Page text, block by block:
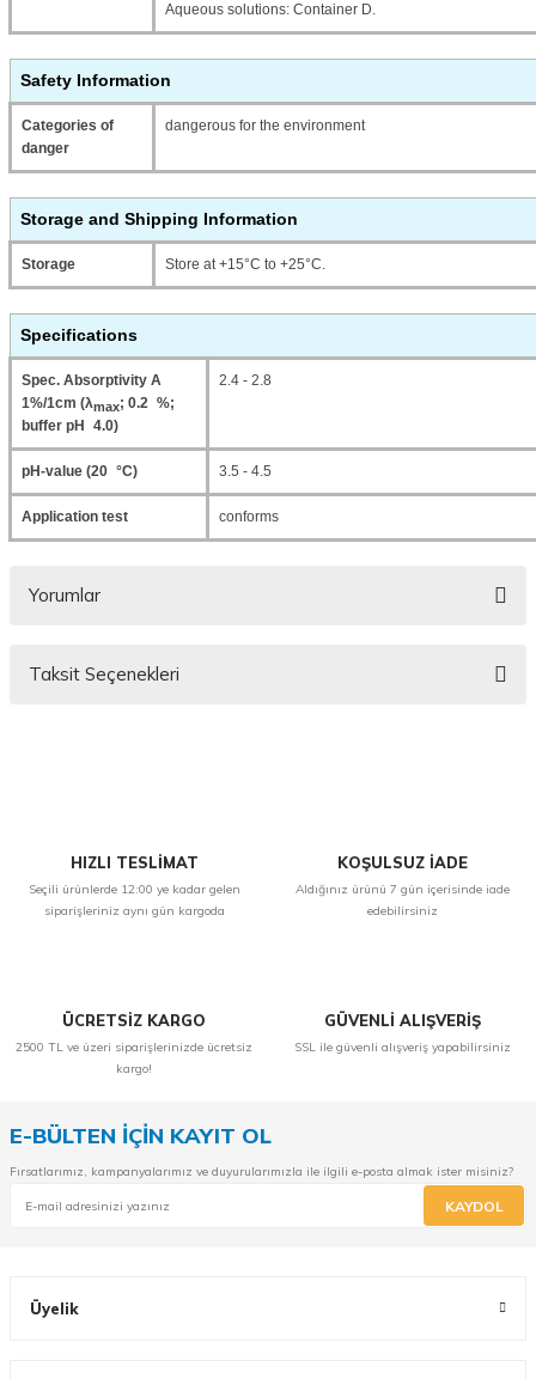
Aqueous solutions: Container D.
Safety Information
Categories of
danger
dangerous for the environment
Storage and Shipping Information
Storage Store at +15°C to +25°C.
Specifications
Spec. Absorptivity A
1%/1cm (λmax; 0.2 %;
buffer pH 4.0)
2.4 - 2.8
pH-value (20 °C) 3.5 - 4.5
Application test conforms
Yorumlar
Taksit Seçenekleri
HIZLI TESLİMAT
Seçili ürünlerde 12:00 ye kadar gelen
siparişleriniz aynı gün kargoda
KOŞULSUZ İADE
Aldığınız ürünü 7 gün içerisinde iade
edebilirsiniz
ÜCRETSİZ KARGO
2500 TL ve üzeri siparişlerinizde ücretsiz
kargo!
GÜVENLİ ALIŞVERİŞ
SSL ile güvenli alışveriş yapabilirsiniz
E-BÜLTEN İÇİN KAYIT OL
Fırsatlarımız, kampanyalarımız ve duyurularımızla ile ilgili e-posta almak ister misiniz?
KAYDOL
Üyelik